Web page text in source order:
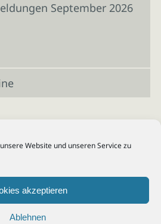
Website und unseren Service zu
akzeptieren
Ablehnen
September 2026